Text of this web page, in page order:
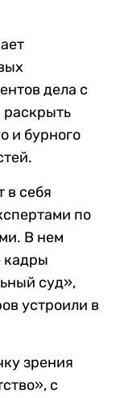
дела с
раскрыть
и бурного
в себя
по
В нем
кадры
суд»,
устроили в
зрения
с